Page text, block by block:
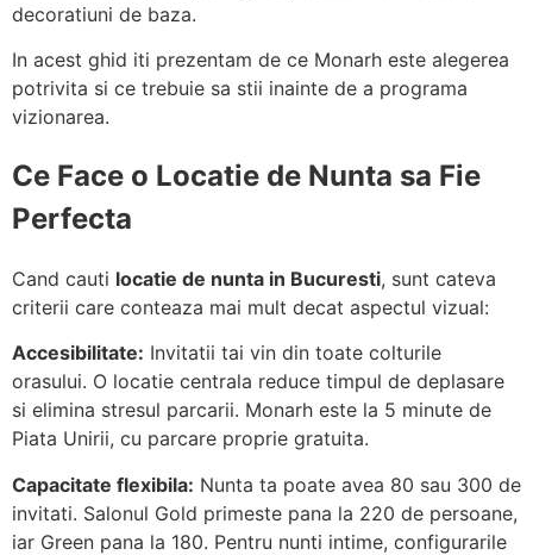
decoratiuni de baza.
In acest ghid iti prezentam de ce Monarh este alegerea
potrivita si ce trebuie sa stii inainte de a programa
vizionarea.
Ce Face o Locatie de Nunta sa Fie
Perfecta
Cand cauti locatie de nunta in Bucuresti, sunt cateva
criterii care conteaza mai mult decat aspectul vizual:
Accesibilitate: Invitatii tai vin din toate colturile
orasului. O locatie centrala reduce timpul de deplasare
si elimina stresul parcarii. Monarh este la 5 minute de
Piata Unirii, cu parcare proprie gratuita.
Capacitate flexibila: Nunta ta poate avea 80 sau 300 de
invitati. Salonul Gold primeste pana la 220 de persoane,
iar Green pana la 180. Pentru nunti intime, configurarile